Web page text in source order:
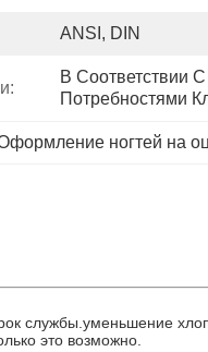
ANSI, DIN
В Соответствии С
Потребностями
ногтей на
службы.уменьшение
это возможно.